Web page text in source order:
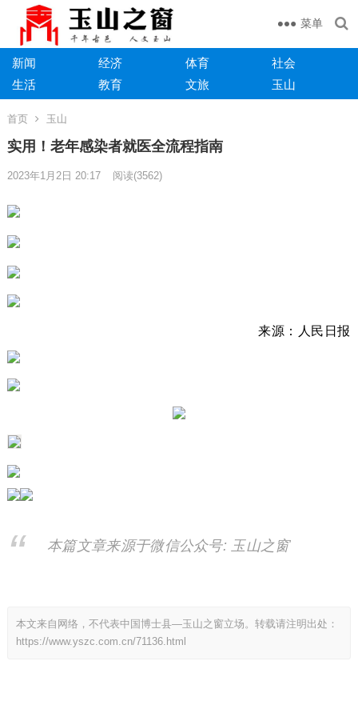
菜单
新闻 经济 体育
社会
生活
教育 文旅 玉山
首页 玉山
实用！老年感染者就医全流程指南
2023年1月2日 20:17 阅读(3562)
来源：人民日报
本篇文章来源于微信公众号: 玉山之窗
本文来自网络，不代表中国博士县—玉山之窗立场。转载请注明出处：
https://www.yszc.com.cn/71136.html